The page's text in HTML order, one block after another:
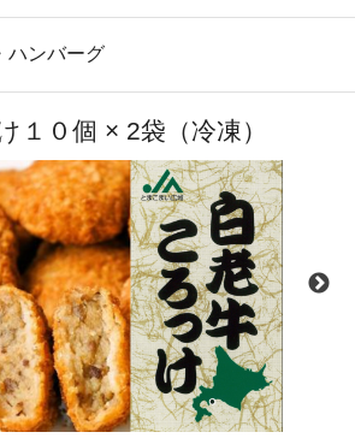
ハンバーグ
１０個 × 2袋（冷凍）